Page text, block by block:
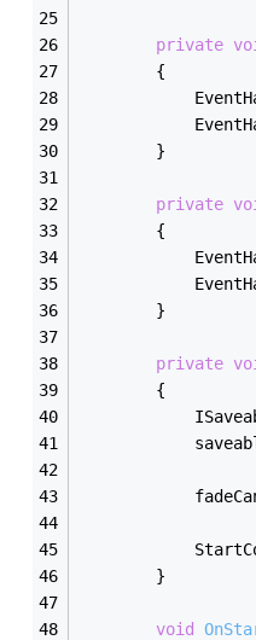
private
        {
        }
private
        {
        }
private
        {
        }
void